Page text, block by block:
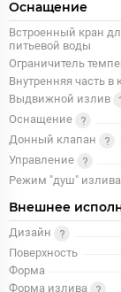
Оснащение
Встроенный кран
питьевой воды
Ограничитель
Внутренняя часть в
Выдвижной излив
Оснащение
Донный клапан
Управление
Режим "душ" излива
Внешнее
Дизайн
Поверхность
Форма
Форма излива